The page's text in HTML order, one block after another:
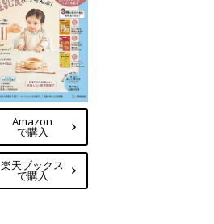
Amazon
で購入
楽天ブックス
で購入